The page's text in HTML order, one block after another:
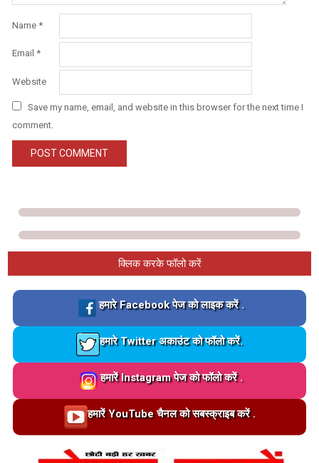
Name *
Email *
Website
Save my name, email, and website in this browser for the next time I
comment.
क्लिक करके फॉलो करें
Loading…
हमारे Facebook पेज को लाइक करें .
Loading…
हमारे Twitter अकाउंट को फॉलो करें.
Loading…
हमारें Instagram पेज को फॉलो करें .
Loading…हमारें YouTube चैनल को सबस्क्राइब करें .